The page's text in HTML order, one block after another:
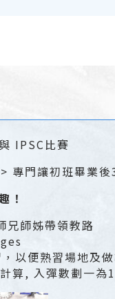
IPSC比賽
專門讓初班畢業
！
兄師姊帶領教路
以便熟習場地及
算, 入彈數劃一為